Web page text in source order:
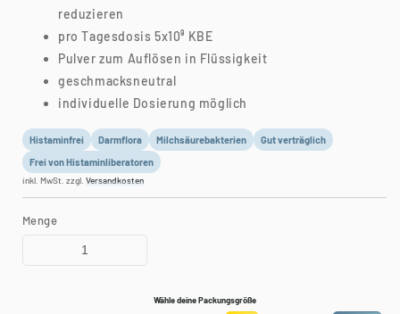
reduzieren
pro Tagesdosis 5x10⁹ KBE
Pulver zum Auflösen in Flüssigkeit
geschmacksneutral
individuelle Dosierung möglich
Histaminfrei Darmflora Milchsäurebakterien
Gut verträglich
Frei von Histaminliberatoren
inkl. MwSt. zzgl. Versandkosten
Menge
Wähle deine Packungsgröße